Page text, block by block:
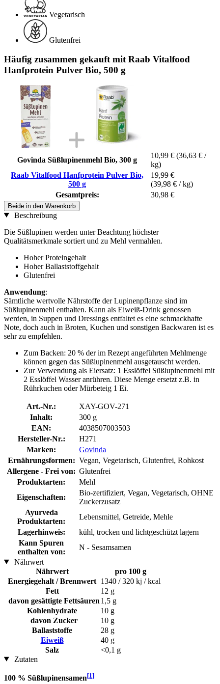
Vegetarisch
Glutenfrei
Häufig zusammen gekauft mit Raab Vitalfood
Hanfprotein Pulver Bio, 500 g
Govinda Süßlupinenmehl Bio, 300 g
10,99 € (36,63 € /
kg)
Raab Vitalfood Hanfprotein Pulver Bio,
500 g
19,99 €
(39,98 € / kg)
Gesamtpreis:
30,98 €
Beide in den Warenkorb
Beschreibung
Die Süßlupinen werden unter Beachtung höchster
Qualitätsmerkmale sortiert und zu Mehl vermahlen.
Hoher Proteingehalt
Hoher Ballaststoffgehalt
Glutenfrei
Anwendung:
Sämtliche wertvolle Nährstoffe der Lupinenpflanze sind im
Süßlupinenmehl enthalten. Kann als Eiweiß-Drink genossen
werden, in Suppen und Dressings entfaltet es eine schmackhafte
Note, doch auch in Broten, Kuchen und sonstigen Backwaren ist es
sehr zu empfehlen.
Zum Backen: 20 % der im Rezept angeführten Mehlmenge
können gegen das Süßlupinenmehl ausgetauscht werden.
Zur Verwendung als Eiersatz: 1 Esslöffel Süßlupinenmehl mit
2 Esslöffel Wasser anrühren. Diese Menge ersetzt z.B. in
Rührkuchen oder Mürbeteig 1 Ei.
Art.-Nr.:
XAY-GOV-271
Inhalt:
300 g
EAN:
4038507003503
Hersteller-Nr.:
H271
Marken:
Govinda
Ernährungsformen: Vegan, Vegetarisch, Glutenfrei, Rohkost
Allergene - Frei von: Glutenfrei
Produktarten:
Mehl
Eigenschaften:
Bio-zertifiziert, Vegan, Vegetarisch, OHNE
Zuckerzusatz
Ayurveda
Produktarten:
Lebensmittel, Getreide, Mehle
Lagerhinweis:
kühl, trocken und lichtgeschützt lagern
Kann Spuren
enthalten von:
N - Sesamsamen
Nährwert
Nährwert
pro 100 g
Energiegehalt / Brennwert 1340 / 320 kj / kcal
Fett
12 g
davon gesättigte Fettsäuren 1,5 g
Kohlenhydrate
10 g
davon Zucker
10 g
Ballaststoffe
28 g
Eiweiß
40 g
Salz
<0,1 g
Zutaten
100 % Süßlupinensamen[1]